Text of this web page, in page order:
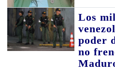
Los
poder
no